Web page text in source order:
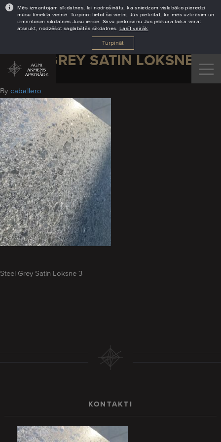
Mēs izmantojam sīkdatnes, lai nodrošinātu, ka sniedzam vislabāko pieredzi
mūsu tīmekļa vietnē. Turpinot lietot šo vietni, Jūs piekrītat, ka mēs uzkrāsim un
izmantosim sīkdatnes Jūsu ierīcē. Savu piekrišanu Jūs jebkurā laikā varat
atsaukt, nodzēšot saglabātās sīkdatnes. Lasīt vairāk
Turpināt
STEEL GREY SATIN LOKSNE 3
March 19, 2021
Bycaballero
Steel Grey Satin Loksne 3
KONTAKTI